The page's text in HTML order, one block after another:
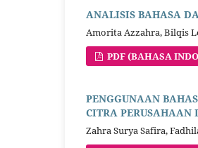
ANALISIS BAHASA
Amorita Azzahra, Bilqis
PDF (BAHASA
PENGGUNAAN
CITRA PERUSAHAAN
Zahra Surya Safira,